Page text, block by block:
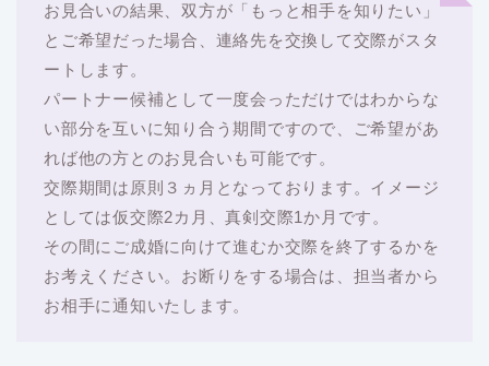
お見合いの結果、双方が「もっと相手を知りたい」
とご希望だった場合、連絡先を交換して交際がスタ
ートします。
パートナー候補として一度会っただけではわからな
い部分を互いに知り合う期間ですので、ご希望があ
れば他の方とのお見合いも可能です。
交際期間は原則３ヵ月となっております。イメージ
としては仮交際2カ月、真剣交際1か月です。
その間にご成婚に向けて進むか交際を終了するかを
お考えください。お断りをする場合は、担当者から
お相手に通知いたします。